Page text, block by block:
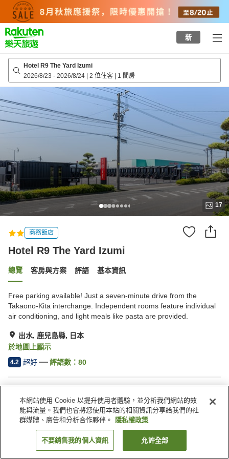
top
page
新
Hotel R9 The Yard Izumi
2026/8/23 - 2026/8/24 | 2 位住客 | 1 間房
17
商務飯店
Hotel R9 The Yard Izumi
總覽 客房與方案 評語 基本資訊
Free parking available! Just a seven-minute drive from the
Takaono-Kita interchange. Independent rooms feature individual
air conditioning, and light meals like pasta are provided.
出水, 鹿兒島縣, 日本
於地圖上顯示
4.2 超好 評語數： 80
停車場
自動販賣機
付費洗衣房
日本 鹿兒島縣 出水 Hotel R9 The Yard Izumi
找客房
本網站使用 Cookie 以提升使用者體驗，並分析我們網站的效
能與流量。我們也會將您使用本站的相關資訊分享給我們的社
群媒體、廣告和分析合作夥伴。
隱私權政策
不要銷售我的個人資訊 允許全部